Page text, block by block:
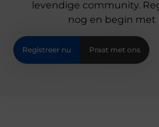
levendige community.
nog en begin met
Registreer nu Praat met ons